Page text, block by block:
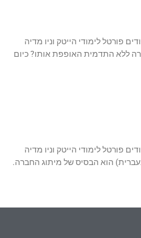
לימודים פורטל לימודי הייטק וניו מדיה
ללא התדמית האופפת אותו? כיום
לימודים פורטל לימודי הייטק וניו מדיה
הוא הבסיס של מיתוג החברה.